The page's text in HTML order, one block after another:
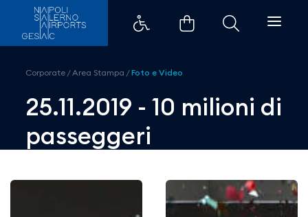
25.11.2019 - 10 milioni di
Corporate /Area Stampa /Foto e Video
25.11.2019 - 10 milioni di
passeggeri